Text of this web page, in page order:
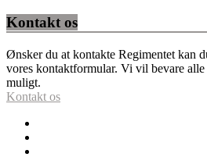
Kontakt os
Ønsker du at kontakte Regimentet kan
vores kontaktformular. Vi vil bevare alle
muligt.
Kontakt os